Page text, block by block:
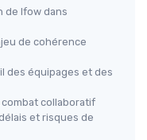
de lfow dans
de cohérence
des équipages et des
collaboratif
et risques de